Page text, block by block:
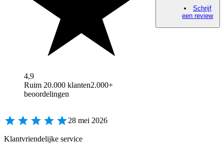
4,9
Ruim 20.000 klanten2.000+
beoordelingen
Schrijf
een review
28 mei 2026
Klantvriendelijke service